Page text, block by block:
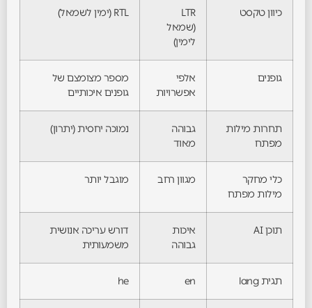
כיוון טקסט
LTR
(שמאל
לימין)
RTL (ימין לשמאל)
גופנים
אלפי
אפשרויות
מספר מצומצם של
גופנים איכותיים
תחרות מילות
מפתח
גבוהה
מאוד
נמוכה יחסית (יתרון)
כלי מחקר
מילות מפתח
מגוון רחב מוגבל יותר
תוכן AI
איכות
גבוהה
דורש עריכה אנושית
משמעותית
תגית lang en
he